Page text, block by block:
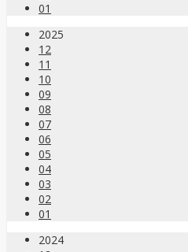
01
2025
12
11
10
09
08
07
06
05
04
03
02
01
2024